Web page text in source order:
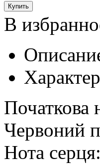
В
Початкова
Червоний
Нота